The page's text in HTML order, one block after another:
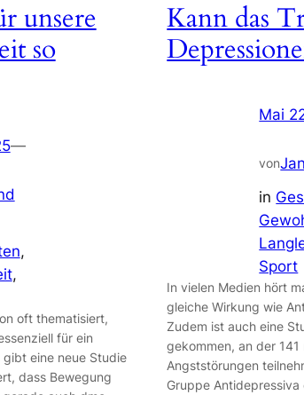
unsere
so
—
oft thematisiert,
für ein
eine neue Studie
dass Bewegung
Kann das
Mai
von
in
Sport
In vielen Medien hört
gleiche Wirkung wie
Zudem ist auch eine
gekommen, an der
Angststörungen
Gruppe